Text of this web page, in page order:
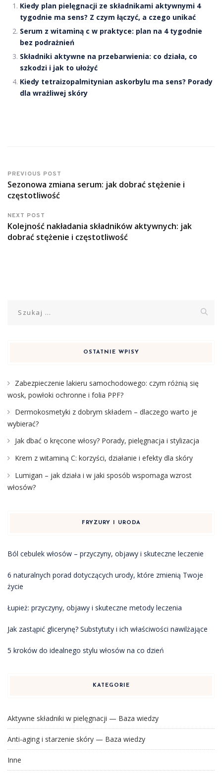
Kiedy plan pielęgnacji ze składnikami aktywnymi 4
tygodnie ma sens? Z czym łączyć, a czego unikać
Serum z witaminą c w praktyce: plan na 4 tygodnie
bez podrażnień
Składniki aktywne na przebarwienia: co działa, co
szkodzi i jak to ułożyć
Kiedy tetraizopalmitynian askorbylu ma sens? Porady
dla wrażliwej skóry
PREVIOUS POST
Sezonowa zmiana serum: jak dobrać stężenie i
częstotliwość
NEXT POST
Kolejność nakładania składników aktywnych: jak
dobrać stężenie i częstotliwość
OSTATNIE WPISY
Zabezpieczenie lakieru samochodowego: czym różnią się
wosk, powłoki ochronne i folia PPF?
Dermokosmetyki z dobrym składem – dlaczego warto je
wybierać?
Jak dbać o kręcone włosy? Porady, pielęgnacja i stylizacja
Krem z witaminą C: korzyści, działanie i efekty dla skóry
Lumigan – jak działa i w jaki sposób wspomaga wzrost
włosów?
FRYZURY I URODA
Ból cebulek włosów – przyczyny, objawy i skuteczne leczenie
6 naturalnych porad dotyczących urody, które zmienią Twoje
życie
Łupież: przyczyny, objawy i skuteczne metody leczenia
Jak zastąpić glicerynę? Substytuty i ich właściwości nawilżające
5 kroków do idealnego stylu włosów na co dzień
KATEGORIE
Aktywne składniki w pielęgnacji — Baza wiedzy
Anti-aging i starzenie skóry — Baza wiedzy
Inne